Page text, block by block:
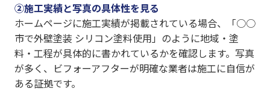
②施工実績と写真の具体性を見る
ホームページに施工実績が掲載されている場合、「○○
市で外壁塗装 シリコン塗料使用」のように地域・塗
料・工程が具体的に書かれているかを確認します。写真
が多く、ビフォーアフターが明確な業者は施工に自信が
ある証拠です。